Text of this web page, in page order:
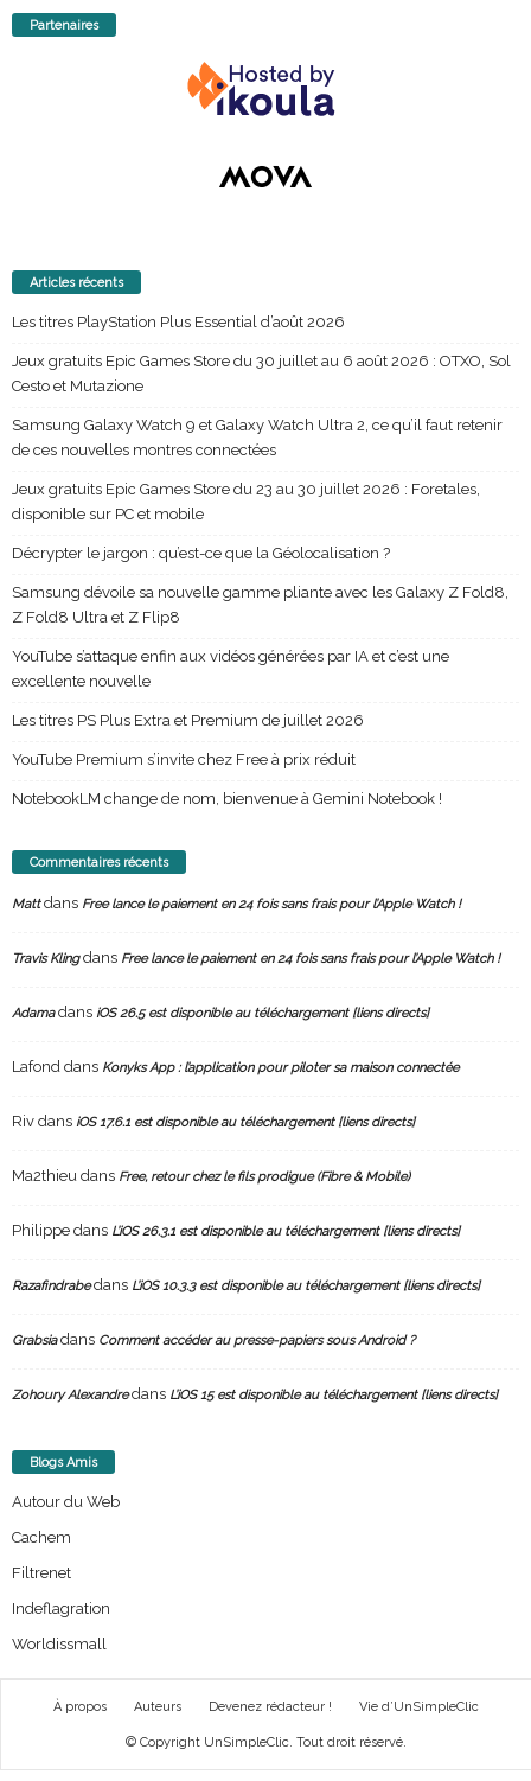
Partenaires
Articles récents
Les titres PlayStation Plus Essential d’août 2026
Jeux gratuits Epic Games Store du 30 juillet au 6 août 2026 : OTXO, Sol
Cesto et Mutazione
Samsung Galaxy Watch 9 et Galaxy Watch Ultra 2, ce qu’il faut retenir
de ces nouvelles montres connectées
Jeux gratuits Epic Games Store du 23 au 30 juillet 2026 : Foretales,
disponible sur PC et mobile
Décrypter le jargon : qu’est-ce que la Géolocalisation ?
Samsung dévoile sa nouvelle gamme pliante avec les Galaxy Z Fold8,
Z Fold8 Ultra et Z Flip8
YouTube s’attaque enfin aux vidéos générées par IA et c’est une
excellente nouvelle
Les titres PS Plus Extra et Premium de juillet 2026
YouTube Premium s’invite chez Free à prix réduit
NotebookLM change de nom, bienvenue à Gemini Notebook !
Commentaires récents
Mattdans Free lance le paiement en 24 fois sans frais pour l’Apple Watch !
Travis Klingdans Free lance le paiement en 24 fois sans frais pour l’Apple Watch !
Adamadans iOS 26.5 est disponible au téléchargement [liens directs]
Lafond dans Konyks App : l’application pour piloter sa maison connectée
Riv dans iOS 17.6.1 est disponible au téléchargement [liens directs]
Ma2thieu dans Free, retour chez le fils prodigue (Fibre & Mobile)
Philippe dans L’iOS 26.3.1 est disponible au téléchargement [liens directs]
Razafindrabedans L’iOS 10.3.3 est disponible au téléchargement [liens directs]
Grabsiadans Comment accéder au presse-papiers sous Android ?
Zohoury Alexandredans L’iOS 15 est disponible au téléchargement [liens directs]
Blogs Amis
Autour du Web
Cachem
Filtrenet
Indeflagration
Worldissmall
À propos Auteurs Devenez rédacteur ! Vie d’UnSimpleClic
© Copyright UnSimpleClic. Tout droit réservé.